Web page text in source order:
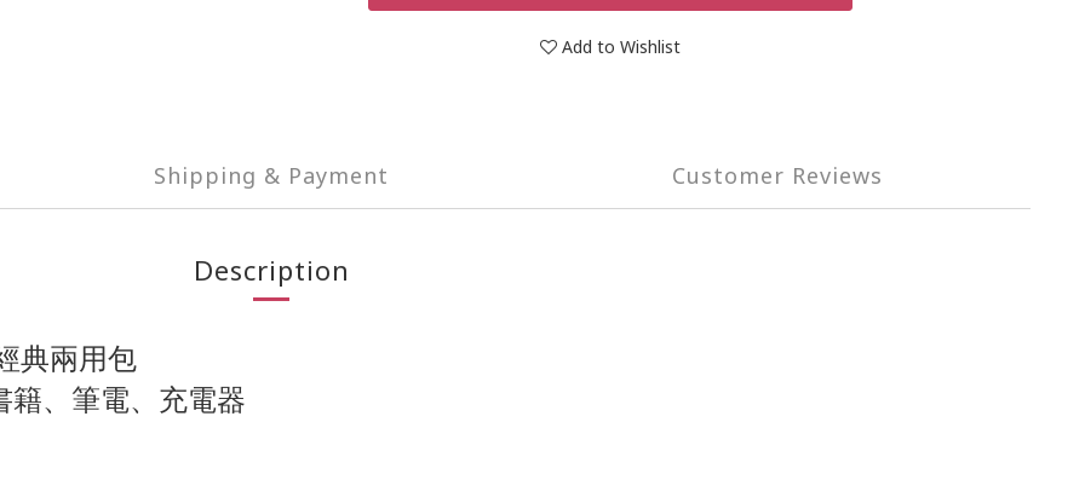
Add to Wishlist
Shipping & Payment Customer Reviews
Description
典兩用包
籍、筆電、充電器